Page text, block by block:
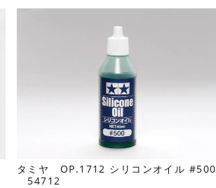
タミヤ OP.1712 シリコンオイル #500
54712